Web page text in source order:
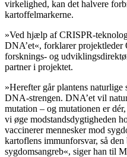
virkelighed, kan det halvere
kartoffelmarkerne.
»Ved hjælp af CRISPR-
DNA’et«, forklarer projektleder
forsknings- og
partner i projektet.
»Herefter går plantens naturlige
DNA-strengen. DNA’et vil
mutation – og mutationen er
vi øge modstandsdygtigheden
vaccinerer mennesker mod
kartoflens immunforsvar, så
sygdomsangreb«, siger han til